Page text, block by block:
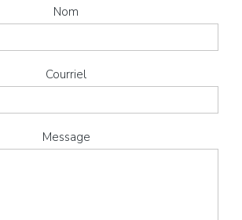
Nom
Courriel
Message